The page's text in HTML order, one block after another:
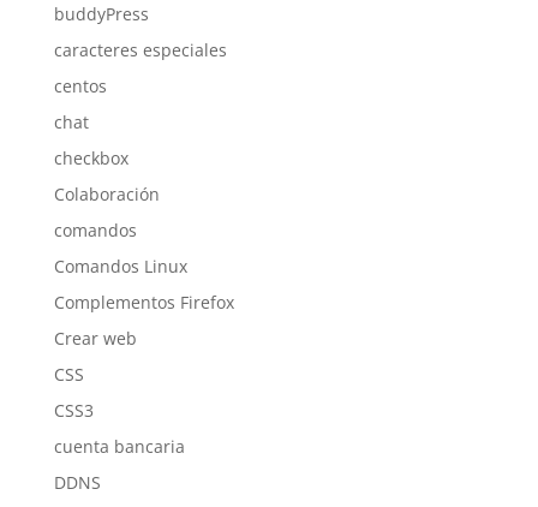
buddyPress
caracteres especiales
centos
chat
checkbox
Colaboración
comandos
Comandos Linux
Complementos Firefox
Crear web
CSS
CSS3
cuenta bancaria
DDNS